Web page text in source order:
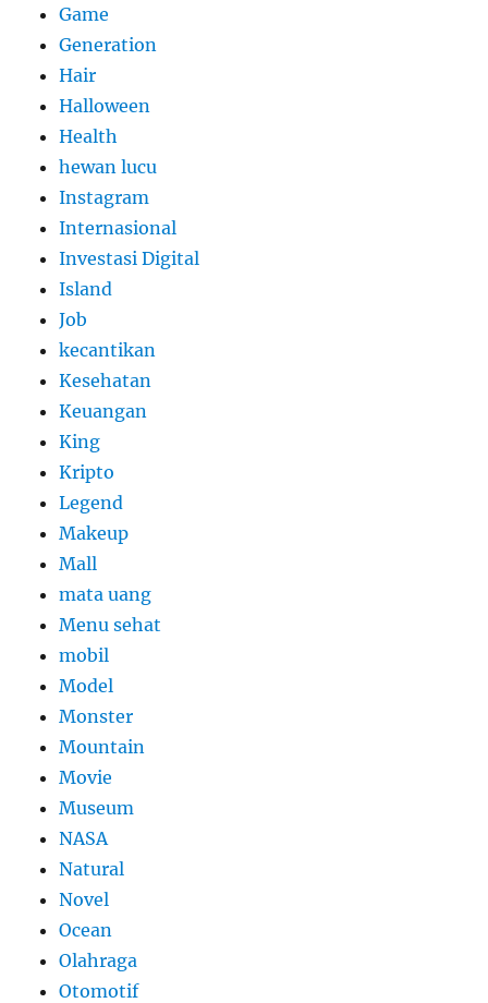
Game
Generation
Hair
Halloween
Health
hewan lucu
Instagram
Internasional
Investasi Digital
Island
Job
kecantikan
Kesehatan
Keuangan
King
Kripto
Legend
Makeup
Mall
mata uang
Menu sehat
mobil
Model
Monster
Mountain
Movie
Museum
NASA
Natural
Novel
Ocean
Olahraga
Otomotif